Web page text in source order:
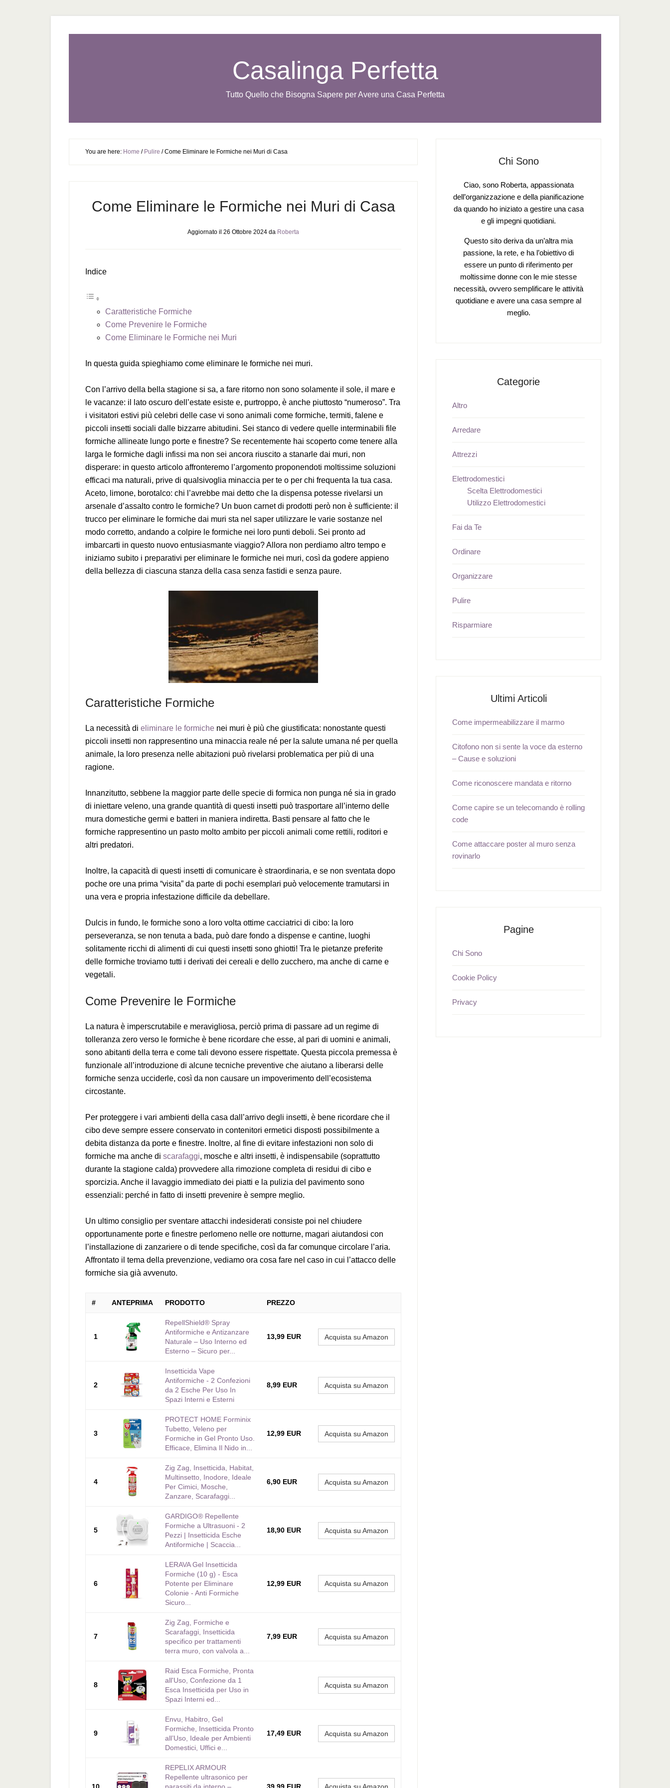
Casalinga Perfetta
Tutto Quello che Bisogna Sapere per Avere una Casa Perfetta
You are here: Home / Pulire /Come Eliminare le Formiche nei Muri di Casa
Come Eliminare le Formiche nei Muri di Casa
Aggiornato il 26 Ottobre 2024 da Roberta
Indice
Caratteristiche Formiche
Come Prevenire le Formiche
Come Eliminare le Formiche nei Muri
In questa guida spieghiamo come eliminare le formiche nei muri.
Con l’arrivo della bella stagione si sa, a fare ritorno non sono solamente il sole, il mare e
le vacanze: il lato oscuro dell’estate esiste e, purtroppo, è anche piuttosto “numeroso”. Tra
i visitatori estivi più celebri delle case vi sono animali come formiche, termiti, falene e
piccoli insetti sociali dalle bizzarre abitudini. Sei stanco di vedere quelle interminabili file
formiche allineate lungo porte e finestre? Se recentemente hai scoperto come tenere alla
larga le formiche dagli infissi ma non sei ancora riuscito a stanarle dai muri, non
disperare: in questo articolo affronteremo l’argomento proponendoti moltissime soluzioni
efficaci ma naturali, prive di qualsivoglia minaccia per te o per chi frequenta la tua casa.
Aceto, limone, borotalco: chi l’avrebbe mai detto che la dispensa potesse rivelarsi un
arsenale d’assalto contro le formiche? Un buon carnet di prodotti però non è sufficiente: il
trucco per eliminare le formiche dai muri sta nel saper utilizzare le varie sostanze nel
modo corretto, andando a colpire le formiche nei loro punti deboli. Sei pronto ad
imbarcarti in questo nuovo entusiasmante viaggio? Allora non perdiamo altro tempo e
iniziamo subito i preparativi per eliminare le formiche nei muri, così da godere appieno
della bellezza di ciascuna stanza della casa senza fastidi e senza paure.
Caratteristiche Formiche
La necessità di eliminare le formiche nei muri è più che giustificata: nonostante questi
piccoli insetti non rappresentino una minaccia reale né per la salute umana né per quella
animale, la loro presenza nelle abitazioni può rivelarsi problematica per più di una
ragione.
Innanzitutto, sebbene la maggior parte delle specie di formica non punga né sia in grado
di iniettare veleno, una grande quantità di questi insetti può trasportare all’interno delle
mura domestiche germi e batteri in maniera indiretta. Basti pensare al fatto che le
formiche rappresentino un pasto molto ambito per piccoli animali come rettili, roditori e
altri predatori.
Inoltre, la capacità di questi insetti di comunicare è straordinaria, e se non sventata dopo
poche ore una prima “visita” da parte di pochi esemplari può velocemente tramutarsi in
una vera e propria infestazione difficile da debellare.
Dulcis in fundo, le formiche sono a loro volta ottime cacciatrici di cibo: la loro
perseveranza, se non tenuta a bada, può dare fondo a dispense e cantine, luoghi
solitamente ricchi di alimenti di cui questi insetti sono ghiotti! Tra le pietanze preferite
delle formiche troviamo tutti i derivati dei cereali e dello zucchero, ma anche di carne e
vegetali.
Come Prevenire le Formiche
La natura è imperscrutabile e meravigliosa, perciò prima di passare ad un regime di
tolleranza zero verso le formiche è bene ricordare che esse, al pari di uomini e animali,
sono abitanti della terra e come tali devono essere rispettate. Questa piccola premessa è
funzionale all’introduzione di alcune tecniche preventive che aiutano a liberarsi delle
formiche senza ucciderle, così da non causare un impoverimento dell’ecosistema
circostante.
Per proteggere i vari ambienti della casa dall’arrivo degli insetti, è bene ricordare che il
cibo deve sempre essere conservato in contenitori ermetici disposti possibilmente a
debita distanza da porte e finestre. Inoltre, al fine di evitare infestazioni non solo di
formiche ma anche di scarafaggi, mosche e altri insetti, è indispensabile (soprattutto
durante la stagione calda) provvedere alla rimozione completa di residui di cibo e
sporcizia. Anche il lavaggio immediato dei piatti e la pulizia del pavimento sono
essenziali: perché in fatto di insetti prevenire è sempre meglio.
Un ultimo consiglio per sventare attacchi indesiderati consiste poi nel chiudere
opportunamente porte e finestre perlomeno nelle ore notturne, magari aiutandosi con
l’installazione di zanzariere o di tende specifiche, così da far comunque circolare l’aria.
Affrontato il tema della prevenzione, vediamo ora cosa fare nel caso in cui l’attacco delle
formiche sia già avvenuto.
# ANTEPRIMA PRODOTTO PREZZO
1
RepellShield® Spray
Antiformiche e Antizanzare
Naturale – Uso Interno ed
Esterno – Sicuro per...
13,99 EUR Acquista su Amazon
2
Insetticida Vape
Antiformiche - 2 Confezioni
da 2 Esche Per Uso In
Spazi Interni e Esterni
8,99 EUR Acquista su Amazon
3
PROTECT HOME Forminix
Tubetto, Veleno per
Formiche in Gel Pronto Uso.
Efficace, Elimina Il Nido in...
12,99 EUR Acquista su Amazon
4
Zig Zag, Insetticida, Habitat,
Multinsetto, Inodore, Ideale
Per Cimici, Mosche,
Zanzare, Scarafaggi...
6,90 EUR Acquista su Amazon
5
GARDIGO® Repellente
Formiche a Ultrasuoni - 2
Pezzi | Insetticida Esche
Antiformiche | Scaccia...
18,90 EUR Acquista su Amazon
6
LERAVA Gel Insetticida
Formiche (10 g) - Esca
Potente per Eliminare
Colonie - Anti Formiche
Sicuro...
12,99 EUR Acquista su Amazon
7
Zig Zag, Formiche e
Scarafaggi, Insetticida
specifico per trattamenti
terra muro, con valvola a...
7,99 EUR Acquista su Amazon
8
Raid Esca Formiche, Pronta
all'Uso, Confezione da 1
Esca Insetticida per Uso in
Spazi Interni ed...
Acquista su Amazon
9
Envu, Habitro, Gel
Formiche, Insetticida Pronto
all’Uso, Ideale per Ambienti
Domestici, Uffici e...
17,49 EUR Acquista su Amazon
REPELIX ARMOUR
Repellente ultrasonico per
Chi Sono
Ciao, sono Roberta, appassionata
dell’organizzazione e della pianificazione
da quando ho iniziato a gestire una casa
e gli impegni quotidiani.
Questo sito deriva da un’altra mia
passione, la rete, e ha l’obiettivo di
essere un punto di riferimento per
moltissime donne con le mie stesse
necessità, ovvero semplificare le attività
quotidiane e avere una casa sempre al
meglio.
Categorie
Altro
Arredare
Attrezzi
Elettrodomestici
Scelta Elettrodomestici
Utilizzo Elettrodomestici
Fai da Te
Ordinare
Organizzare
Pulire
Risparmiare
Ultimi Articoli
Come impermeabilizzare il marmo
Citofono non si sente la voce da esterno
– Cause e soluzioni
Come riconoscere mandata e ritorno
Come capire se un telecomando è rolling
code
Come attaccare poster al muro senza
rovinarlo
Pagine
Chi Sono
Cookie Policy
Privacy